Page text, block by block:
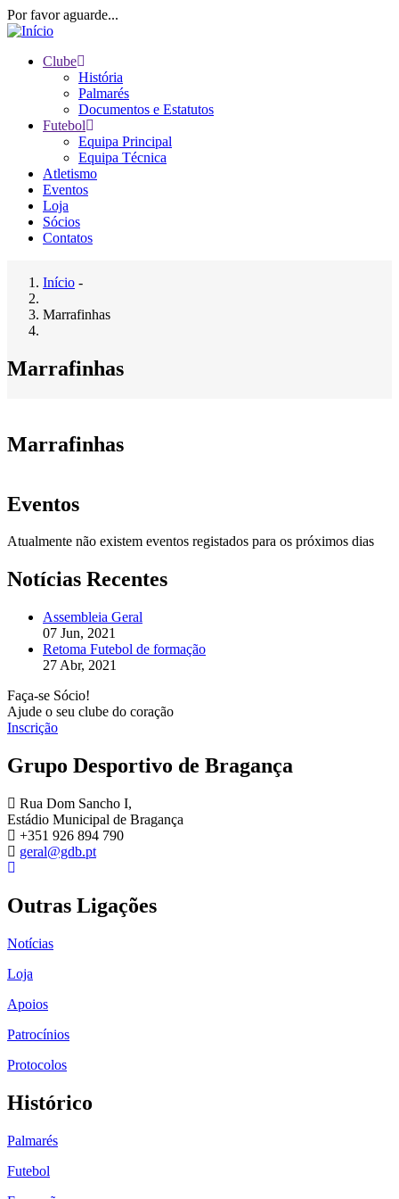
Passar
para
conteúdo
Por favor aguarde...
navigation
Clube
História
Palmarés
Documentos e Estatutos
Futebol
Equipa Principal
Equipa Técnica
Atletismo
Eventos
Loja
Sócios
Contatos
Navegação
estrutural
Início -
Marrafinhas
Marrafinhas
Marrafinhas
Eventos
Atualmente não existem eventos registados para os próximos dias
Notícias Recentes
Assembleia Geral
07 Jun, 2021
Retoma Futebol de formação
27 Abr, 2021
Faça-se Sócio!
Ajude o seu clube do coração
Inscrição
Grupo Desportivo de Bragança
Rua Dom Sancho I,
Estádio Municipal de Bragança
+351 926 894 790
geral@gdb.pt
Outras Ligações
Notícias
Loja
Apoios
Patrocínios
Protocolos
Histórico
Palmarés
Futebol